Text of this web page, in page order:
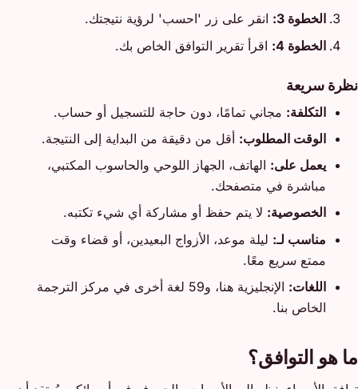
الخطوة 3:
انقر على زر 'احسب' لرؤية نتيجتك.
الخطوة 4:
اقرأ تقرير التوافق الخاص بك.
نظرة سريعة
التكلفة: مجاني تمامًا، دون حاجة للتسجيل أو حساب.
الوقت المطلوب: أقل من دقيقة من البداية إلى النتيجة.
يعمل على: الهاتف، الجهاز اللوحي والحاسوب المكتبي،
مباشرة في متصفحك.
الخصوصية: لا يتم حفظ أو مشاركة أي شيء تكتبه.
مناسب لـ: ليلة موعد، الأزواج البعيدين، أو قضاء وقت
ممتع سريع معًا.
اللغات:
الإنجليزية هنا، و59 لغة أخرى في مركز الترجمة
الخاص بنا.
ما هو التوافق؟